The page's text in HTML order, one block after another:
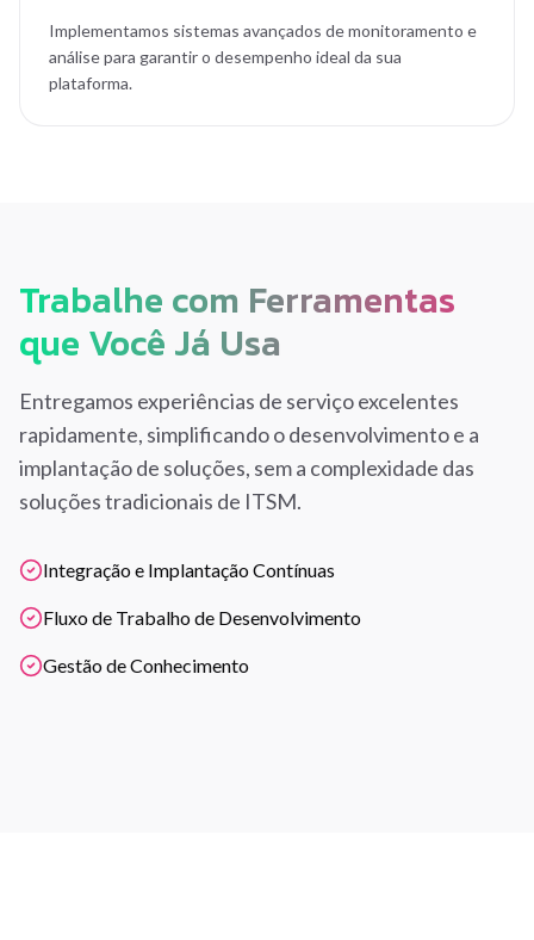
Implementamos sistemas avançados de monitoramento e
análise para garantir o desempenho ideal da sua
plataforma.
Trabalhe com Ferramentas
que Você Já Usa
Entregamos experiências de serviço excelentes
rapidamente, simplificando o desenvolvimento e a
implantação de soluções, sem a complexidade das
soluções tradicionais de ITSM.
Integração e Implantação Contínuas
Fluxo de Trabalho de Desenvolvimento
Gestão de Conhecimento